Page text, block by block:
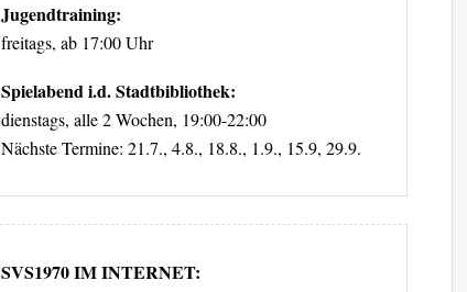
Jugendtraining:
freitags, ab 17:00 Uhr
Spielabend i.d. Stadtbibliothek:
dienstags, alle 2 Wochen, 19:00-22:00
Nächste Termine: 21.7., 4.8., 18.8., 1.9., 15.9, 29.9.
SVS1970 IM INTERNET: